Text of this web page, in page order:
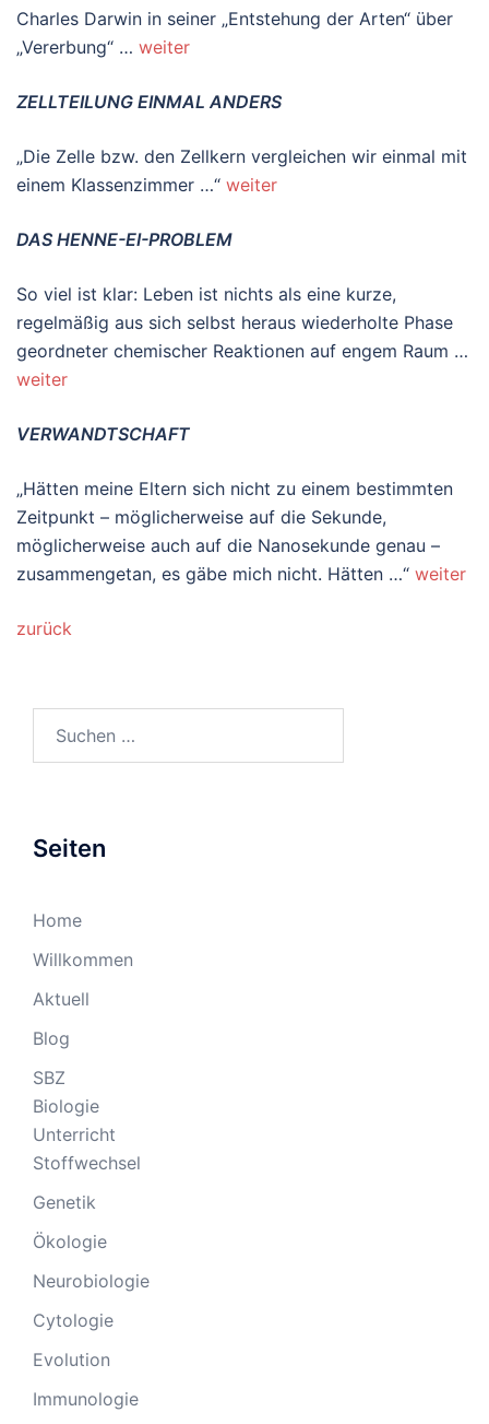
Charles Darwin in seiner „Entstehung der Arten“ über
„Vererbung“ … weiter
ZELLTEILUNG EINMAL ANDERS
„Die Zelle bzw. den Zellkern vergleichen wir einmal mit
einem Klassenzimmer …“ weiter
DAS HENNE-EI-PROBLEM
So viel ist klar: Leben ist nichts als eine kurze,
regelmäßig aus sich selbst heraus wiederholte Phase
geordneter chemischer Reaktionen auf engem Raum …
weiter
VERWANDTSCHAFT
„Hätten meine Eltern sich nicht zu einem bestimmten
Zeitpunkt – möglicherweise auf die Sekunde,
möglicherweise auch auf die Nanosekunde genau –
zusammengetan, es gäbe mich nicht. Hätten …“ weiter
zurück
Seiten
Home
Willkommen
Aktuell
Blog
SBZ
Biologie
Unterricht
Stoffwechsel
Genetik
Ökologie
Neurobiologie
Cytologie
Evolution
Immunologie